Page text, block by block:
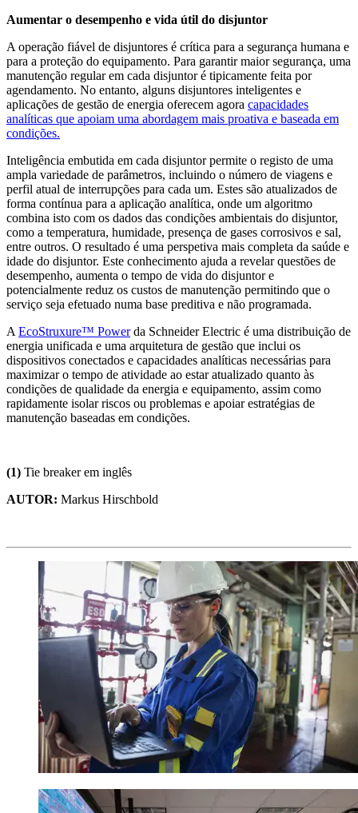
Aumentar o desempenho e vida útil do disjuntor
A operação fiável de disjuntores é crítica para a segurança humana e
para a proteção do equipamento. Para garantir maior segurança, uma
manutenção regular em cada disjuntor é tipicamente feita por
agendamento. No entanto, alguns disjuntores inteligentes e
aplicações de gestão de energia oferecem agora capacidades
analíticas que apoiam uma abordagem mais proativa e baseada em
condições.
Inteligência embutida em cada disjuntor permite o registo de uma
ampla variedade de parâmetros, incluindo o número de viagens e
perfil atual de interrupções para cada um. Estes são atualizados de
forma contínua para a aplicação analítica, onde um algoritmo
combina isto com os dados das condições ambientais do disjuntor,
como a temperatura, humidade, presença de gases corrosivos e sal,
entre outros. O resultado é uma perspetiva mais completa da saúde e
idade do disjuntor. Este conhecimento ajuda a revelar questões de
desempenho, aumenta o tempo de vida do disjuntor e
potencialmente reduz os custos de manutenção permitindo que o
serviço seja efetuado numa base preditiva e não programada.
A EcoStruxure™ Powerda Schneider Electric é uma distribuição de
energia unificada e uma arquitetura de gestão que inclui os
dispositivos conectados e capacidades analíticas necessárias para
maximizar o tempo de atividade ao estar atualizado quanto às
condições de qualidade da energia e equipamento, assim como
rapidamente isolar riscos ou problemas e apoiar estratégias de
manutenção baseadas em condições.
(1) Tie breaker em inglês
AUTOR: Markus Hirschbold